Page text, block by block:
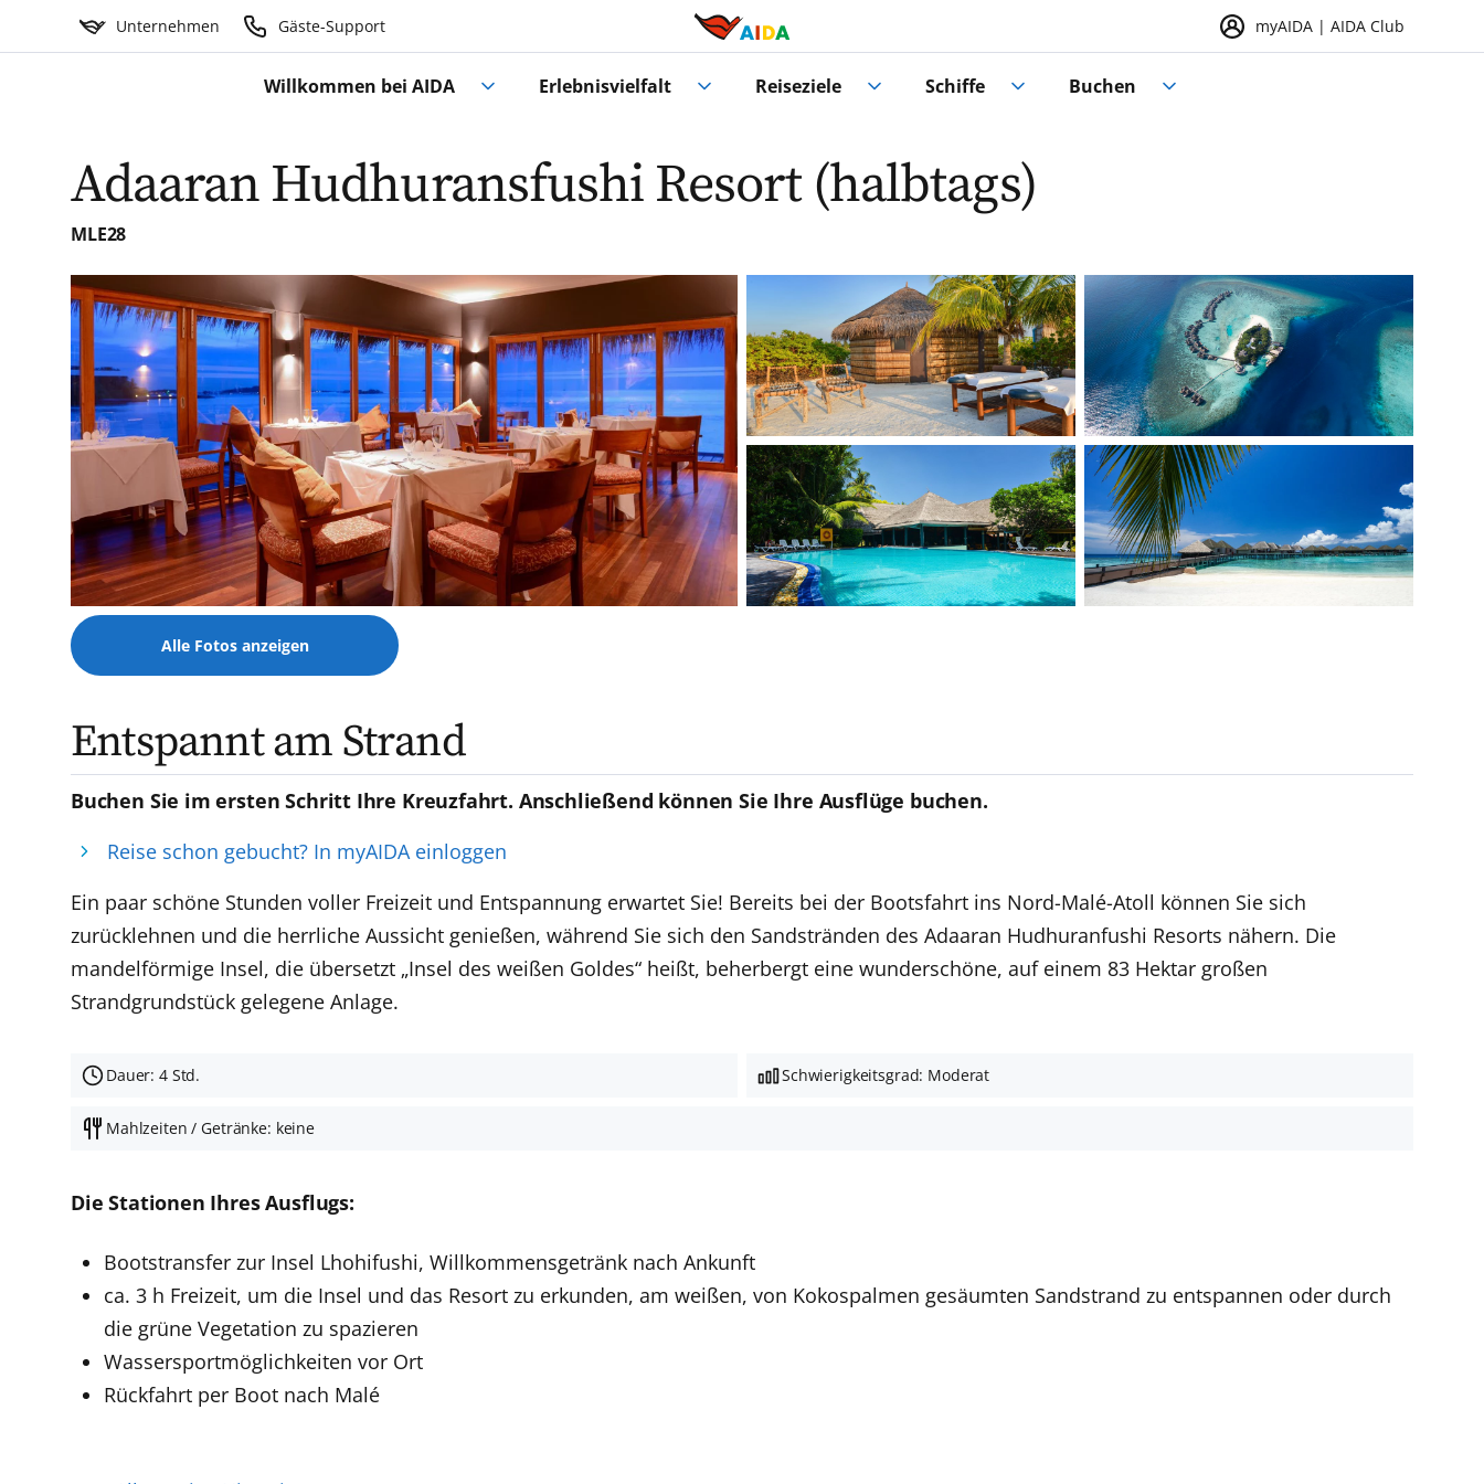
Unternehmen Gäste-Support myAIDA | AIDA Club
Willkommen bei AIDA Erlebnisvielfalt Reiseziele Schiffe Buchen
Adaaran Hudhuransfushi Resort (halbtags)
MLE28
Alle Fotos anzeigen
Entspannt am Strand
Buchen Sie im ersten Schritt Ihre Kreuzfahrt. Anschließend können Sie Ihre Ausflüge buchen.
Reise schon gebucht? In myAIDA einloggen
Ein paar schöne Stunden voller Freizeit und Entspannung erwartet Sie! Bereits bei der Bootsfahrt ins Nord-Malé-Atoll können Sie sich
zurücklehnen und die herrliche Aussicht genießen, während Sie sich den Sandstränden des Adaaran Hudhuranfushi Resorts nähern. Die
mandelförmige Insel, die übersetzt „Insel des weißen Goldes“ heißt, beherbergt eine wunderschöne, auf einem 83 Hektar großen
Strandgrundstück gelegene Anlage.
Dauer: 4 Std. Schwierigkeitsgrad: Moderat
Mahlzeiten / Getränke: keine
Die Stationen Ihres Ausflugs:
Bootstransfer zur Insel Lhohifushi, Willkommensgetränk nach Ankunft
ca. 3 h Freizeit, um die Insel und das Resort zu erkunden, am weißen, von Kokospalmen gesäumten Sandstrand zu entspannen oder durch
die grüne Vegetation zu spazieren
Wassersportmöglichkeiten vor Ort
Rückfahrt per Boot nach Malé